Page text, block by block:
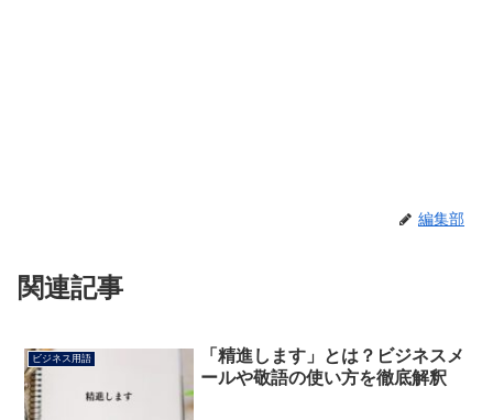
編集部
関連記事
ビジネス用語
「精進します」とは？ビジネスメ
ールや敬語の使い方を徹底解釈